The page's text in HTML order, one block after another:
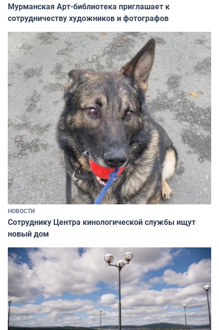
Мурманская Арт-библиотека приглашает к
сотрудничеству художников и фотографов
НОВОСТИ
Сотруднику Центра кинологической службы ищут
новый дом